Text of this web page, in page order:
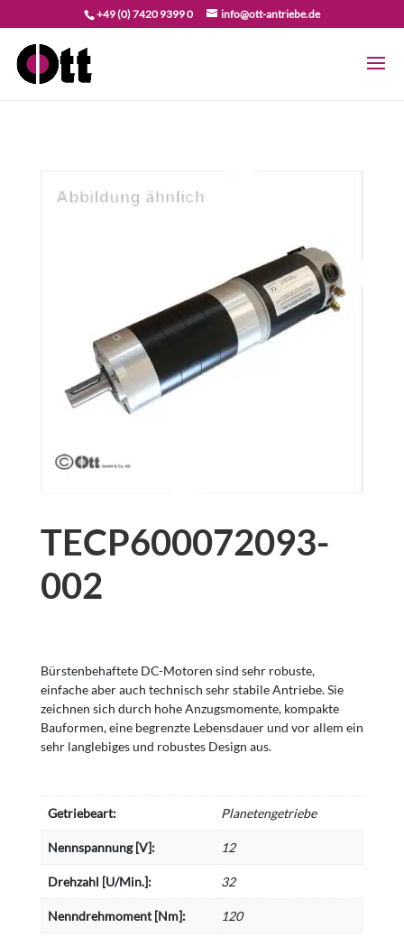
+49 (0) 7420 9399 0 info@ott-antriebe.de
TECP600072093-
002
Bürstenbehaftete DC-Motoren sind sehr robuste,
einfache aber auch technisch sehr stabile Antriebe. Sie
zeichnen sich durch hohe Anzugsmomente, kompakte
Bauformen, eine begrenzte Lebensdauer und vor allem ein
sehr langlebiges und robustes Design aus.
Getriebeart: Planetengetriebe
Nennspannung [V]: 12
Drehzahl [U/Min.]: 32
Nenndrehmoment [Nm]: 120